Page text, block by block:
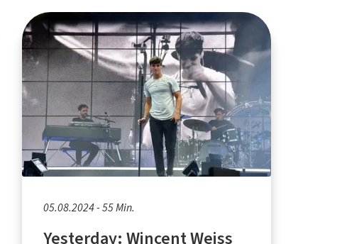
05.08.2024 - 55 Min.
Yesterday: Wincent Weiss